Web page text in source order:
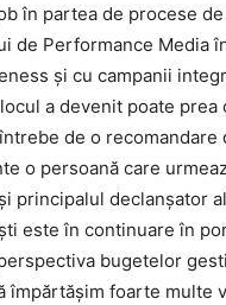
în partea de procese
de Performance Media
și cu campanii
a devenit poate
de o
o persoană care
principalul declanșator
este în continuare în
bugetelor
împărtășim foarte multe